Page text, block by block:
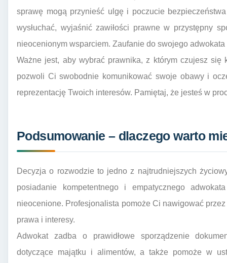
sprawę mogą przynieść ulgę i poczucie
wysłuchać, wyjaśnić zawiłości prawne w przystępny
nieocenionym wsparciem. Zaufanie do swojego
Ważne jest, aby wybrać prawnika, z którym czujesz się
pozwoli Ci swobodnie komunikować swoje obawy i
reprezentację Twoich interesów. Pamiętaj, że jesteś w
Podsumowanie – dlaczego warto
Decyzja o rozwodzie to jedno z najtrudniejszych
posiadanie kompetentnego i empatycznego
nieocenione. Profesjonalista pomoże Ci nawigować
prawa i interesy.
Adwokat zadba o prawidłowe sporządzenie
dotyczące majątku i alimentów, a także pomoże w